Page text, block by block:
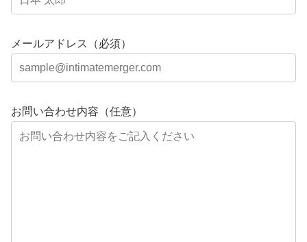
メールアドレス（必須）
お問い合わせ内容（任意）